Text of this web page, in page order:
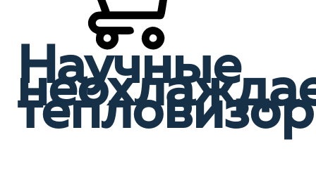
Научные